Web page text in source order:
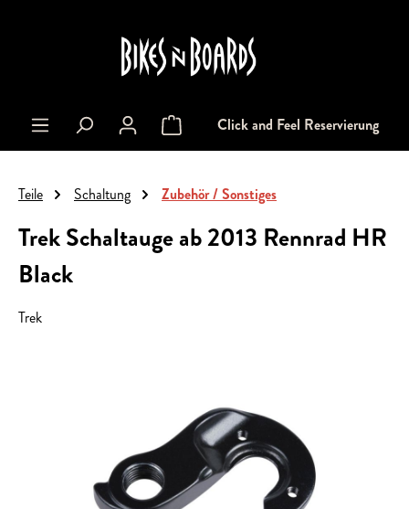
Warenkorb enthält 0 Positionen. Der
Click and Feel Reservierung
Teile Schaltung Zubehör / Sonstiges
Trek Schaltauge ab 2013 Rennrad HR
Black
Trek